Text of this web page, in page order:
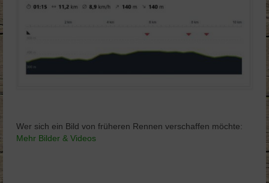
Wer sich ein Bild von früheren Rennen verschaffen möchte:
Mehr Bilder & Videos